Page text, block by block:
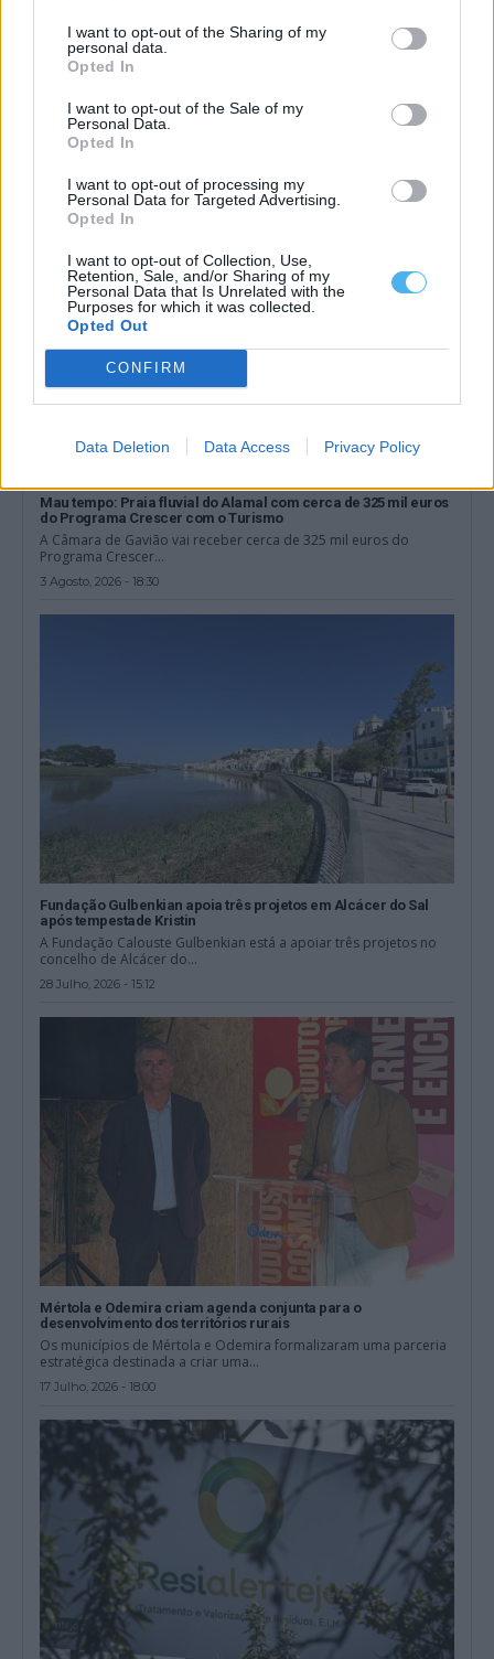
I want to opt-out of the Sharing of my
personal data.
Opted In
I want to opt-out of the Sale of my
Personal Data.
Opted In
I want to opt-out of processing my
Personal Data for Targeted Advertising.
Opted In
I want to opt-out of Collection, Use,
Retention, Sale, and/or Sharing of my
Personal Data that Is Unrelated with the
Purposes for which it was collected.
Opted Out
CONFIRM
Data Deletion Data Access Privacy Policy
As estradas de Portalegre onde o mau tempo derrubou muros
vão ser intervencionadas
O Município de Portalegre abriu um concurso público, com um
preço base de 103.593,89...
6 Agosto, 2026 - 11:54
Mau tempo: Praia fluvial do Alamal com cerca de 325 mil euros
do Programa Crescer com o Turismo
A Câmara de Gavião vai receber cerca de 325 mil euros do
Programa Crescer...
3 Agosto, 2026 - 18:30
Fundação Gulbenkian apoia três projetos em Alcácer do Sal
após tempestade Kristin
A Fundação Calouste Gulbenkian está a apoiar três projetos no
concelho de Alcácer do...
28 Julho, 2026 - 15:12
Mértola e Odemira criam agenda conjunta para o
desenvolvimento dos territórios rurais
Os municípios de Mértola e Odemira formalizaram uma parceria
estratégica destinada a criar uma...
17 Julho, 2026 - 18:00